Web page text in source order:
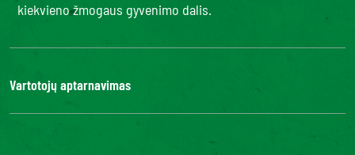
kiekvieno žmogaus gyvenimo dalis.
Vartotojų aptarnavimas
Kontaktai